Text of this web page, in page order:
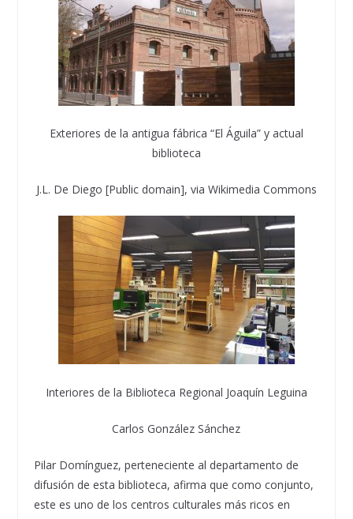
Exteriores de la antigua fábrica “El Águila” y actual
biblioteca
J.L. De Diego [Public domain], via Wikimedia Commons
Interiores de la Biblioteca Regional Joaquín Leguina
Carlos González Sánchez
Pilar Domínguez, perteneciente al departamento de
difusión de esta biblioteca, afirma que como conjunto,
este es uno de los centros culturales más ricos en